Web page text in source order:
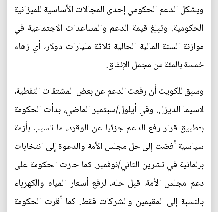
ويشكل الدعم الحكومي إحدى المجالات الأساسية للميزانية
الحكومية. وتبلغ قيمة الدعم والمساعدات الاجتماعية في
موازنة السنة المالية الحالية ثلاثة مليارات دولار، أي زهاء
خمسة بالمئة من مجمل الإنفاق.
وسبق للكويت أن رفعت الدعم عن بعض المشتقات النفطية،
لاسيما الديزل. وفي أيلول/سبتمبر الماضي، بدأت الحكومة
بتطبيق قرار رفع الدعم جزئيا عن الوقود، ما تسبب بأزمة
سياسية أفضت إلى حل مجلس الأمة والدعوة إلى انتخابات
برلمانية في تشرين الثاني/نوفمبر. كما حازت الحكومة على
دعم مجلس الأمة، قبل حله، لرفع أسعار المياه والكهرباء
بالنسبة إلى المقيمين والشركات فقط. كما أقرت الحكومة